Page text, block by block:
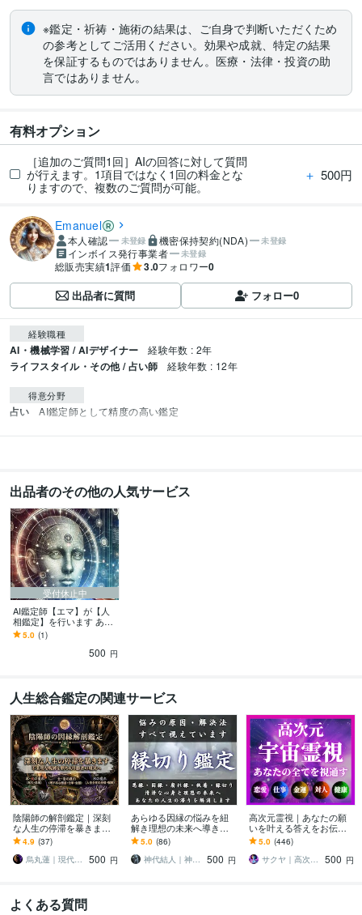
※鑑定・祈祷・施術の結果は、ご自身で判断いただくため
の参考としてご活用ください。効果や成就、特定の結果
を保証するものではありません。医療・法律・投資の助
言ではありません。
有料オプション
［追加のご質問1回］AIの回答に対して質問
が行えます。1項目ではなく1回の料金とな
りますので、複数のご質問が可能。
＋ 500円
Emanuel
本人確認 未登録 機密保持契約(NDA) 未登録
インボイス発行事業者 未登録
総販売実績1評価 3.0フォロワー0
出品者に質問 フォロー0
経験職種
AI・機械学習 / AIデザイナー 経験年数 : 2年
ライフスタイル・その他 / 占い師 経験年数 : 12年
得意分野
占い AI鑑定師として精度の高い鑑定
出品者のその他の人気サービス
受付休止中
AI鑑定師【エマ】が【人
相鑑定】を行います あな
たの顔に宿る未来を、AI
の力で解き明かす。
5.0 (1)
500 円
人生総合鑑定の関連サービス
陰陽師の解剖鑑定｜深刻
な人生の停滞を暴きます
不条理な現状を断ち切
り、あなたが望む現実を
手にする
4.9 (37)
烏丸蓮｜現代の陰陽師
500 円
あらゆる因縁の悩みを紐
解き理想の未来へ導きま
す 悪縁・因縁・執着・腐
れ縁を浄化し人生の運命
を解決します
5.0 (86)
神代結人｜神導の継承神主
500 円
高次元霊視｜あなたの願
いを叶える答えをお伝え
します 恋愛・仕事・金
運・人間関係など｜あな
たを願望成就へ導く霊視
5.0 (446)
サクヤ｜高次元スピリット
500 円
よくある質問